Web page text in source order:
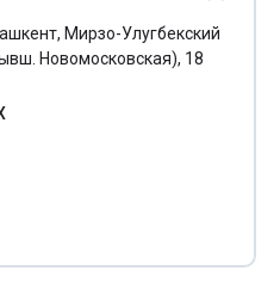
Мирзо-Улугбекский
Новомосковская), 18